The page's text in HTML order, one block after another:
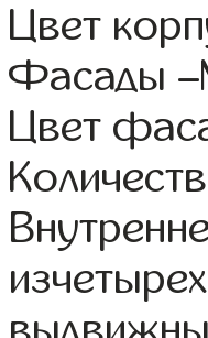
Цвет
Фасады
Цвет